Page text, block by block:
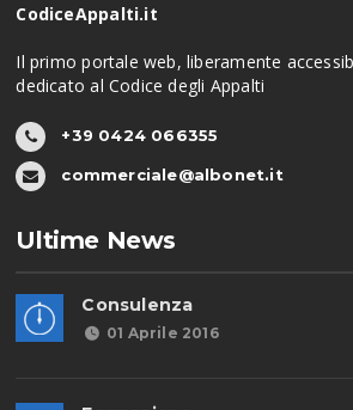
CodiceAppalti.it
Il primo portale web, liberamente
dedicato al Codice degli Appalti
+39 0424 066355
commerciale@albonet.it
Ultime News
Consulenza
01 Aprile 2016